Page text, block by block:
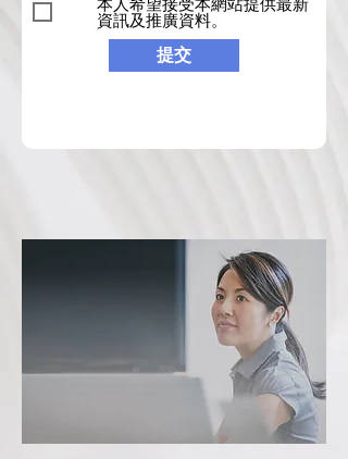
資訊及推廣資料。
提交